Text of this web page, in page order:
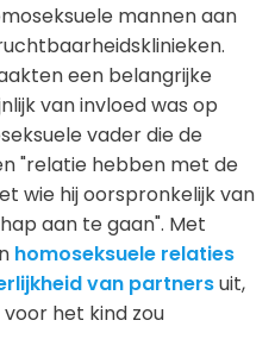
mannen aan
een belangrijke
van invloed was op
vader die de
"relatie hebben met de
wie hij oorspronkelijk van
aan te gaan". Met
homoseksuele relaties
van partnersuit,
het kind zou